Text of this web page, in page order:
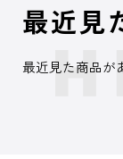
最近見
最近見た商品が